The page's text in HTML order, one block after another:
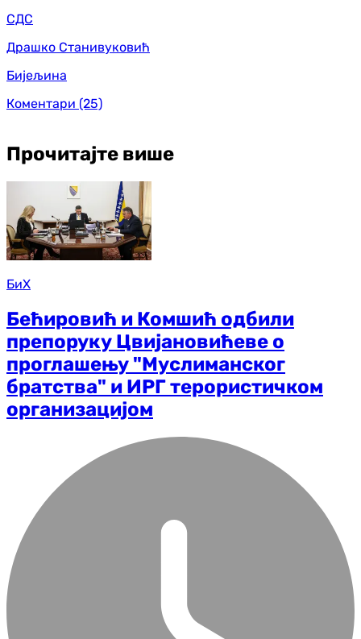
СДС
Драшко Станивуковић
Бијељина
Коментари (25)
Прочитајте више
БиХ
Бећировић и Комшић одбили
препоруку Цвијановићеве о
проглашењу "Муслиманског
братства" и ИРГ терористичком
организацијом